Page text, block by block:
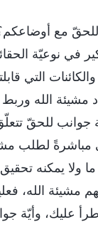
مع
في نوعيّة
التي
مشيئة الله وربط
جوانب للحقّ تتعلّق
مباشرةً لطلب
ولا يمكنه تحقيق
مشيئة الله،
عليك، وأيّة